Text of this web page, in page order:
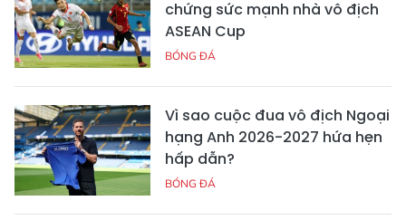
chứng sức mạnh nhà vô địch
ASEAN Cup
BÓNG ĐÁ
Vì sao cuộc đua vô địch Ngoại
hạng Anh 2026-2027 hứa hẹn
hấp dẫn?
BÓNG ĐÁ